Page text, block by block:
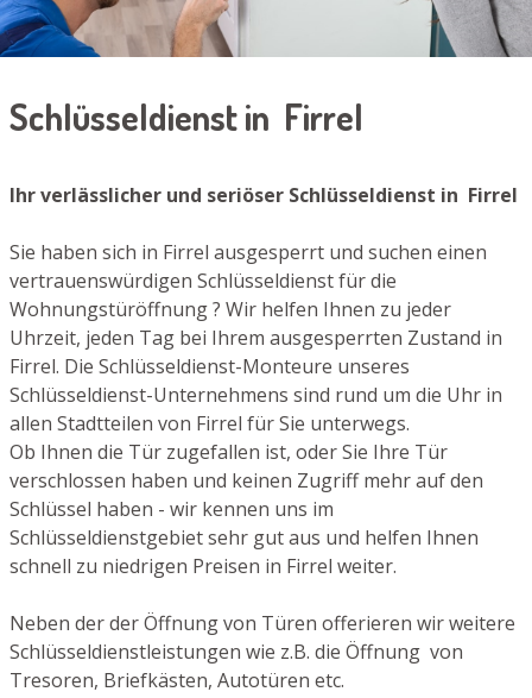
Schlüsseldienst in Firrel
Ihr verlässlicher und seriöser Schlüsseldienst in Firrel
Sie haben sich in Firrel ausgesperrt und suchen einen
vertrauenswürdigen Schlüsseldienst für die
Wohnungstüröffnung ? Wir helfen Ihnen zu jeder
Uhrzeit, jeden Tag bei Ihrem ausgesperrten Zustand in
Firrel. Die Schlüsseldienst-Monteure unseres
Schlüsseldienst-Unternehmens sind rund um die Uhr in
allen Stadtteilen von Firrel für Sie unterwegs.
Ob Ihnen die Tür zugefallen ist, oder Sie Ihre Tür
verschlossen haben und keinen Zugriff mehr auf den
Schlüssel haben - wir kennen uns im
Schlüsseldienstgebiet sehr gut aus und helfen Ihnen
schnell zu niedrigen Preisen in Firrel weiter.
Neben der der Öffnung von Türen offerieren wir weitere
Schlüsseldienstleistungen wie z.B. die Öffnung von
Tresoren, Briefkästen, Autotüren etc.